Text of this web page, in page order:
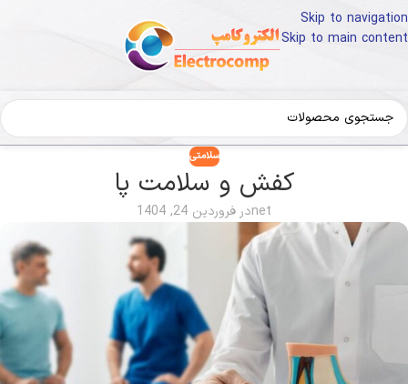
Skip to navigation
Skip to main content
سلامتی
کفش و سلامت پا
netدر فروردین 24, 1404